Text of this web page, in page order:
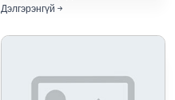
Дэлгэрэнгүй